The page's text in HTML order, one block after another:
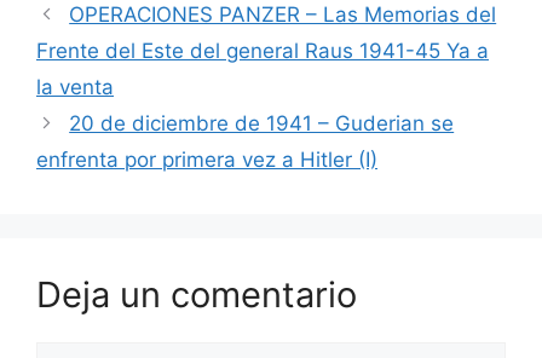
OPERACIONES PANZER – Las Memorias del
Frente del Este del general Raus 1941-45 Ya a
la venta
20 de diciembre de 1941 – Guderian se
enfrenta por primera vez a Hitler (I)
Deja un comentario